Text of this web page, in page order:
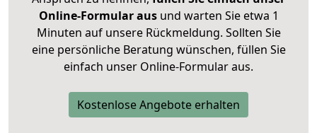
Online-Formular ausund warten Sie etwa 1
Minuten auf unsere Rückmeldung. Sollten Sie
eine persönliche Beratung wünschen, füllen Sie
einfach unser Online-Formular aus.
Kostenlose Angebote erhalten